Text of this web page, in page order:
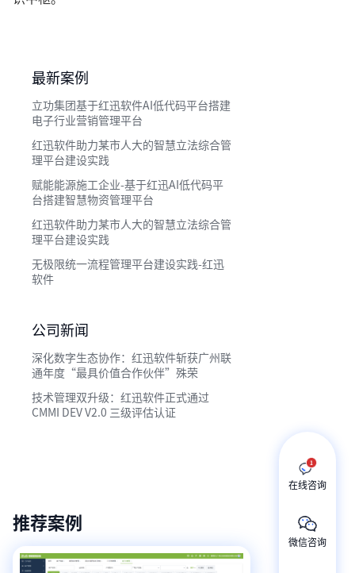
最新案例
立功集团基于红迅软件AI低代码平台搭建
电子行业营销管理平台
红迅软件助力某市人大的智慧立法综合管
理平台建设实践
赋能能源施工企业-基于红迅AI低代码平
台搭建智慧物资管理平台
红迅软件助力某市人大的智慧立法综合管
理平台建设实践
无极限统一流程管理平台建设实践-红迅
软件
公司新闻
深化数字生态协作：红迅软件斩获广州联
通年度“最具价值合作伙伴”殊荣
技术管理双升级：红迅软件正式通过
CMMI DEV V2.0 三级评估认证
推荐案例
在线咨询
微信咨询